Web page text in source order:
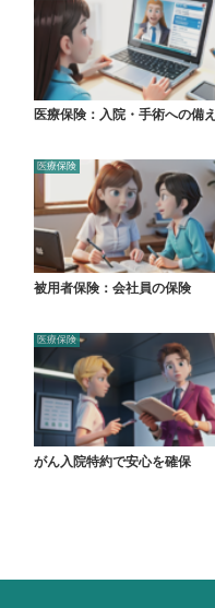
医療保険：入院・手術への備え
医療保険
被用者保険：会社員の保険
医療保険
がん入院特約で安心を確保